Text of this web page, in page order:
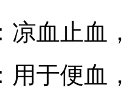
凉血止血
用于便血